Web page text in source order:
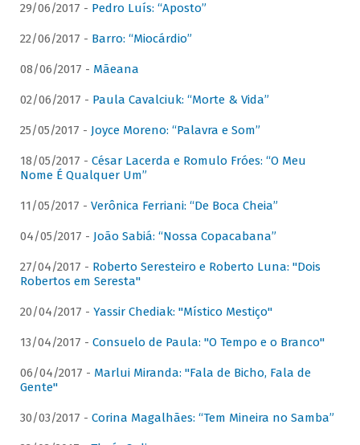
29/06/2017 - Pedro Luís: “Aposto”
22/06/2017 - Barro: “Miocárdio”
08/06/2017 - Mãeana
02/06/2017 - Paula Cavalciuk: “Morte & Vida”
25/05/2017 - Joyce Moreno: “Palavra e Som”
18/05/2017 - César Lacerda e Romulo Fróes: “O Meu
Nome É Qualquer Um”
11/05/2017 - Verônica Ferriani: “De Boca Cheia”
04/05/2017 - João Sabiá: “Nossa Copacabana”
27/04/2017 - Roberto Seresteiro e Roberto Luna: "Dois
Robertos em Seresta"
20/04/2017 - Yassir Chediak: "Místico Mestiço"
13/04/2017 - Consuelo de Paula: "O Tempo e o Branco"
06/04/2017 - Marlui Miranda: "Fala de Bicho, Fala de
Gente"
30/03/2017 - Corina Magalhães: “Tem Mineira no Samba”